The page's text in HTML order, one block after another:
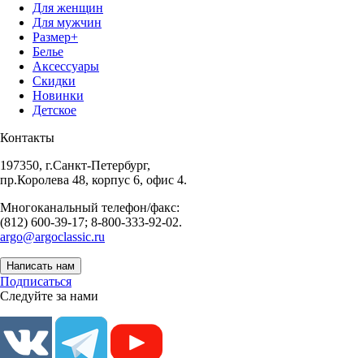
Для женщин
Для мужчин
Размер+
Белье
Аксессуары
Скидки
Новинки
Детское
Контакты
197350, г.Санкт-Петербург,
пр.Королева 48, корпус 6, офис 4.
Многоканальный телефон/факс:
(812) 600-39-17; 8-800-333-92-02.
argo@argoclassic.ru
Написать нам
Подписаться
Следуйте за нами